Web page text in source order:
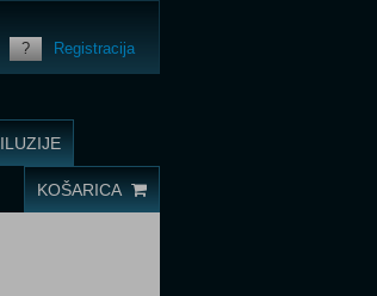
? Registracija
ILUZIJE
KOŠARICA